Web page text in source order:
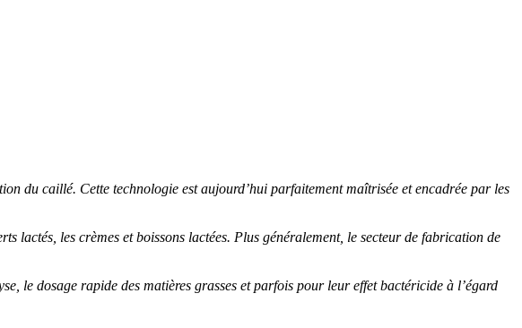
du caillé. Cette technologie est aujourd’hui parfaitement maîtrisée et encadrée par les
lactés, les crèmes et boissons lactées. Plus généralement, le secteur de fabrication de
le dosage rapide des matières grasses et parfois pour leur effet bactéricide à l’égard